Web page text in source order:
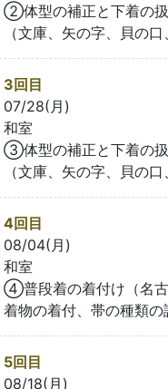
②体型の補正と下着の
（文庫、矢の字、貝の口
3回目
07/28(月)
和室
③体型の補正と下着の
（文庫、矢の字、貝の口
4回目
08/04(月)
和室
④普段着の着付け（名古
着物の着付、帯の種類
5回目
08/18(月)